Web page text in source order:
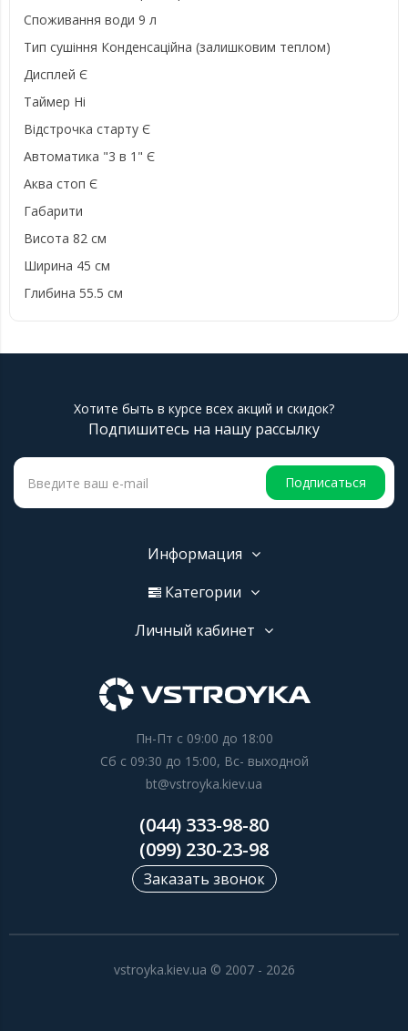
Споживання води 9 л
Тип сушіння Конденсаційна (залишковим теплом)
Дисплей Є
Таймер Ні
Відстрочка старту Є
Автоматика "3 в 1" Є
Аква стоп Є
Габарити
Висота 82 см
Ширина 45 см
Глибина 55.5 см
Хотите быть в курсе всех акций и скидок?
Подпишитесь на нашу рассылку
Подписаться
Информация
Категории
Личный кабинет
Пн-Пт с 09:00 до 18:00
Сб с 09:30 до 15:00, Вс- выходной
bt@vstroyka.kiev.ua
(044) 333-98-80
(099) 230-23-98
Заказать звонок
vstroyka.kiev.ua © 2007 - 2026